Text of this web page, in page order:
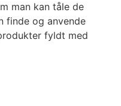
man kan tåle de
finde og anvende
fyldt med